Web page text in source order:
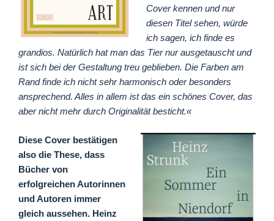
Cover kennen und nur
diesen Titel sehen, würde
ich sagen, ich finde es
grandios. Natürlich hat man das Tier nur ausgetauscht und
ist sich bei der Gestaltung treu geblieben. Die Farben am
Rand finde ich nicht sehr harmonisch oder besonders
ansprechend. Alles in allem ist das ein schönes Cover, das
aber nicht mehr durch Originalität besticht.«
Diese Cover bestätigen
also die These, dass
Bücher von
erfolgreichen Autorinnen
und Autoren immer
gleich aussehen. Heinz